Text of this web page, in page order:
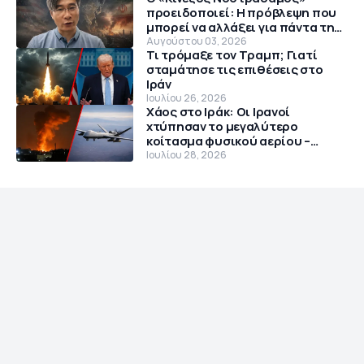
προειδοποιεί: Η πρόβλεψη που
μπορεί να αλλάξει για πάντα την
παγκόσμια τάξη
Αυγούστου 03, 2026
Τι τρόμαξε τον Τραμπ; Γιατί
σταμάτησε τις επιθέσεις στο
Ιράν
Ιουλίου 26, 2026
Χάος στο Ιράκ: Οι Ιρανοί
χτύπησαν το μεγαλύτερο
κοίτασμα φυσικού αερίου –
Θρίλερ με αμερικανικό MQ-9
Ιουλίου 28, 2026